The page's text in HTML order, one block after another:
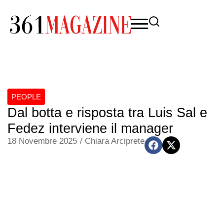
PEOPLE
Dal botta e risposta tra Luis Sal e
Fedez interviene il manager
18 Novembre 2025 / Chiara Arciprete